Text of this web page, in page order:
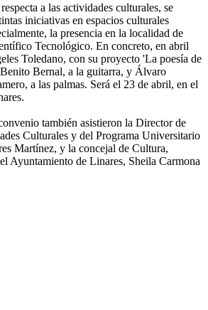
a las actividades culturales, se
iniciativas en espacios culturales
la presencia en la localidad de
Tecnológico. En concreto, en abril
Toledano, con su proyecto 'La poesía de
Bernal, a la guitarra, y Álvaro
a las palmas. Será el 23 de abril, en el
también asistieron la Director de
Culturales y del Programa Universitario
Martínez, y la concejal de Cultura,
Ayuntamiento de Linares, Sheila Carmona